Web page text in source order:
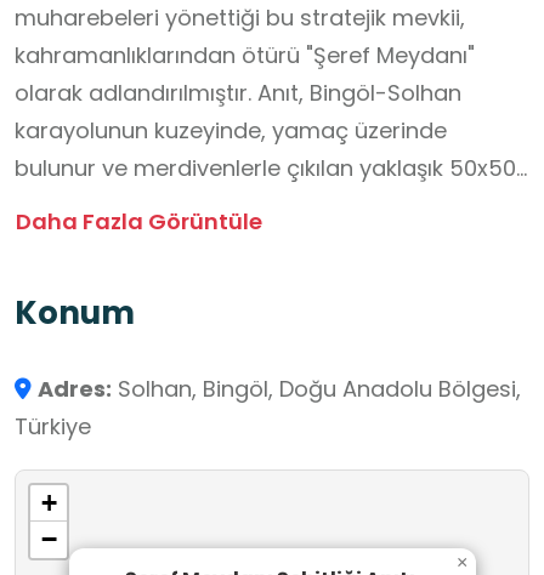
muharebeleri yönettiği bu stratejik mevkii,
kahramanlıklarından ötürü "Şeref Meydanı"
olarak adlandırılmıştır. Anıt, Bingöl-Solhan
karayolunun kuzeyinde, yamaç üzerinde
bulunur ve merdivenlerle çıkılan yaklaşık 50x50
metre ebadında bir alana kurulmuştur. Beton
direkleri yer almaktadır.
Daha Fazla Görüntüle
Konum
Adres: Solhan, Bingöl, Doğu Anadolu Bölgesi,
Türkiye
×
+
−